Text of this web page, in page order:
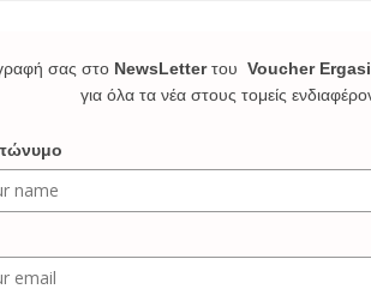
σας στο NewsLetterτου Voucher
για όλα τα νέα στους τομείς